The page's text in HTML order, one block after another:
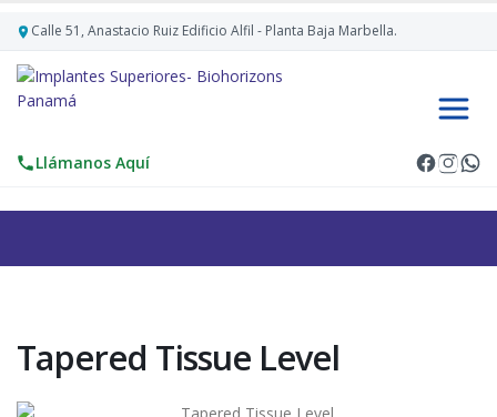
Calle 51, Anastacio Ruiz Edificio Alfil - Planta Baja Marbella.
Llámanos Aquí
Tapered Tissue Level